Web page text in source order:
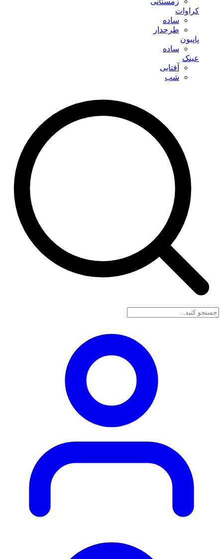
کراوات
ساده
طرحدار
پاپیون
ساده
عینک
آفتابی
شب